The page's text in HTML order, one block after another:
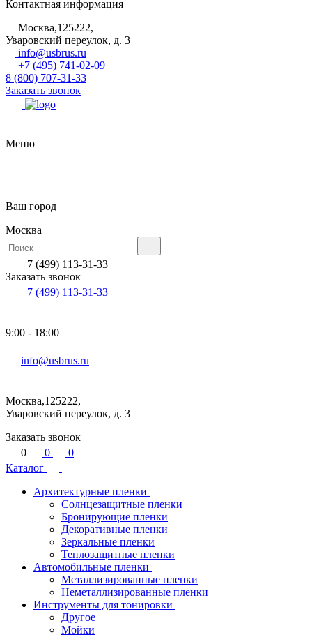
Контактная информация
Москва,125222,
Уваровский переулок, д. 3
info@usbrus.ru
+7 (495) 741-02-09
8 (800) 707-31-33
Заказать звонок
Меню
Ваш город
Москва
+7 (499) 113-31-33
Заказать звонок
+7 (499) 113-31-33
9:00 - 18:00
info@usbrus.ru
Москва,125222,
Уваровский переулок, д. 3
Заказать звонок
0
0
0
Каталог
Архитектурные пленки
Солнцезащитные пленки
Бронирующие пленки
Декоративные пленки
Зеркальные пленки
Теплозащитные пленки
Автомобильные пленки
Металлизированные пленки
Неметаллизированные пленки
Инструменты для тонировки
Другое
Мойки